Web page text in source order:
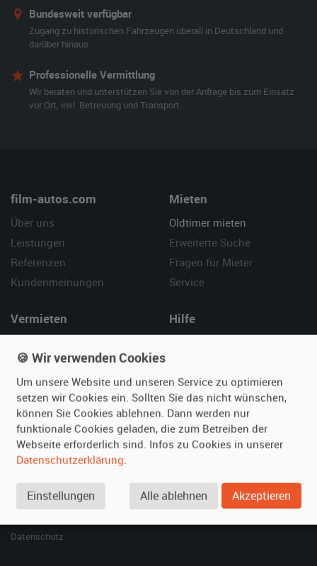
Bundesweit verfügbar
Zugang zu historischen Fahrzeugen überall in Deutschland und
darüber hinaus.
Professionelle Vermittlung
Wir beraten und unterstützen Sie von der Anfrage bis zum Einsatz
vor Ort, inkl. Betreuung und Transport.
film-autos.com
Über uns
Leistungen
Referenzen
Kundenmeinungen
Mieten
Oldtimer mieten
Erweiterte Suche
Fragen für Mieter
Service
Vermieten
Fotos senden
Fragen für Vermieter
Inserat verwalten
Hilfe
Kontakt
SPECIAL
Berühmte Filmautos –
Datenschutz
🍪 Wir verwenden Cookies
Um unsere Website und unseren Service zu optimieren
setzen wir Cookies ein. Sollten Sie das nicht wünschen,
können Sie Cookies ablehnen. Dann werden nur
funktionale Cookies geladen, die zum Betreiben der
Webseite erforderlich sind. Infos zu Cookies in unserer
Datenschutzerklärung.
Einstellungen Alle ablehnen Akzeptieren